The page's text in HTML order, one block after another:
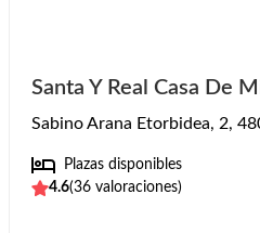
Santa Y Real Casa De
Sabino Arana Etorbidea, 2,
Plazas disponibles
4.6(36 valoraciones)